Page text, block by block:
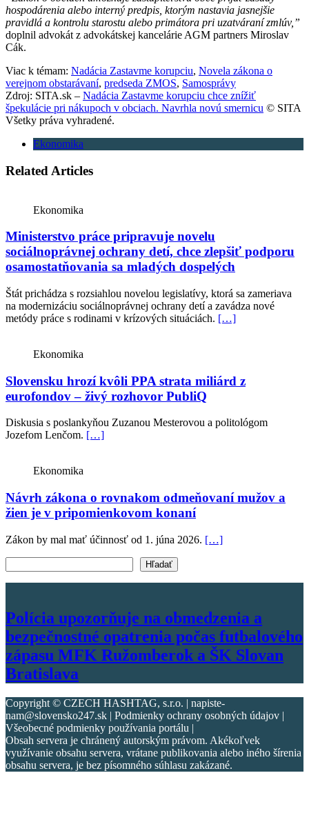
hospodárenia alebo interný predpis, ktorým nastavia jasnejšie
pravidlá a kontrolu starostu alebo primátora pri uzatváraní zmlúv,”
doplnil advokát z advokátskej kancelárie AGM partners Miroslav
Cák.
Viac k témam: Nadácia Zastavme korupciu, Novela zákona o
verejnom obstarávaní, predseda ZMOS, Samosprávy
Zdroj: SITA.sk – Nadácia Zastavme korupciu chce znížiť
špekulácie pri nákupoch v obciach. Navrhla novú smernicu © SITA
Všetky práva vyhradené.
Ekonomika
Related Articles
Ekonomika
Ministerstvo práce pripravuje novelu
sociálnoprávnej ochrany detí, chce zlepšiť podporu
osamostatňovania sa mladých dospelých
Štát prichádza s rozsiahlou novelou legislatívy, ktorá sa zameriava
na modernizáciu sociálnoprávnej ochrany detí a zavádza nové
metódy práce s rodinami v krízových situáciách. […]
Ekonomika
Slovensku hrozí kvôli PPA strata miliárd z
eurofondov – živý rozhovor PubliQ
Diskusia s poslankyňou Zuzanou Mesterovou a politológom
Jozefom Lenčom. […]
Ekonomika
Návrh zákona o rovnakom odmeňovaní mužov a
žien je v pripomienkovom konaní
Zákon by mal mať účinnosť od 1. júna 2026. […]
Hľadať
Polícia upozorňuje na obmedzenia a
bezpečnostné opatrenia počas futbalového
zápasu MFK Ružomberok a ŠK Slovan
Bratislava
Copyright © CZECH HASHTAG, s.r.o. | napiste-
nam@slovensko247.sk | Podmienky ochrany osobných údajov |
Všeobecné podmienky používania portálu |
Obsah servera je chránený autorským právom. Akékoľvek
využívanie obsahu servera, vrátane publikovania alebo iného šírenia
obsahu servera, je bez písomného súhlasu zakázané.